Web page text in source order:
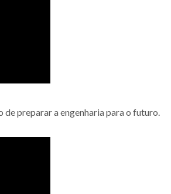
preparar a engenharia para o futuro.